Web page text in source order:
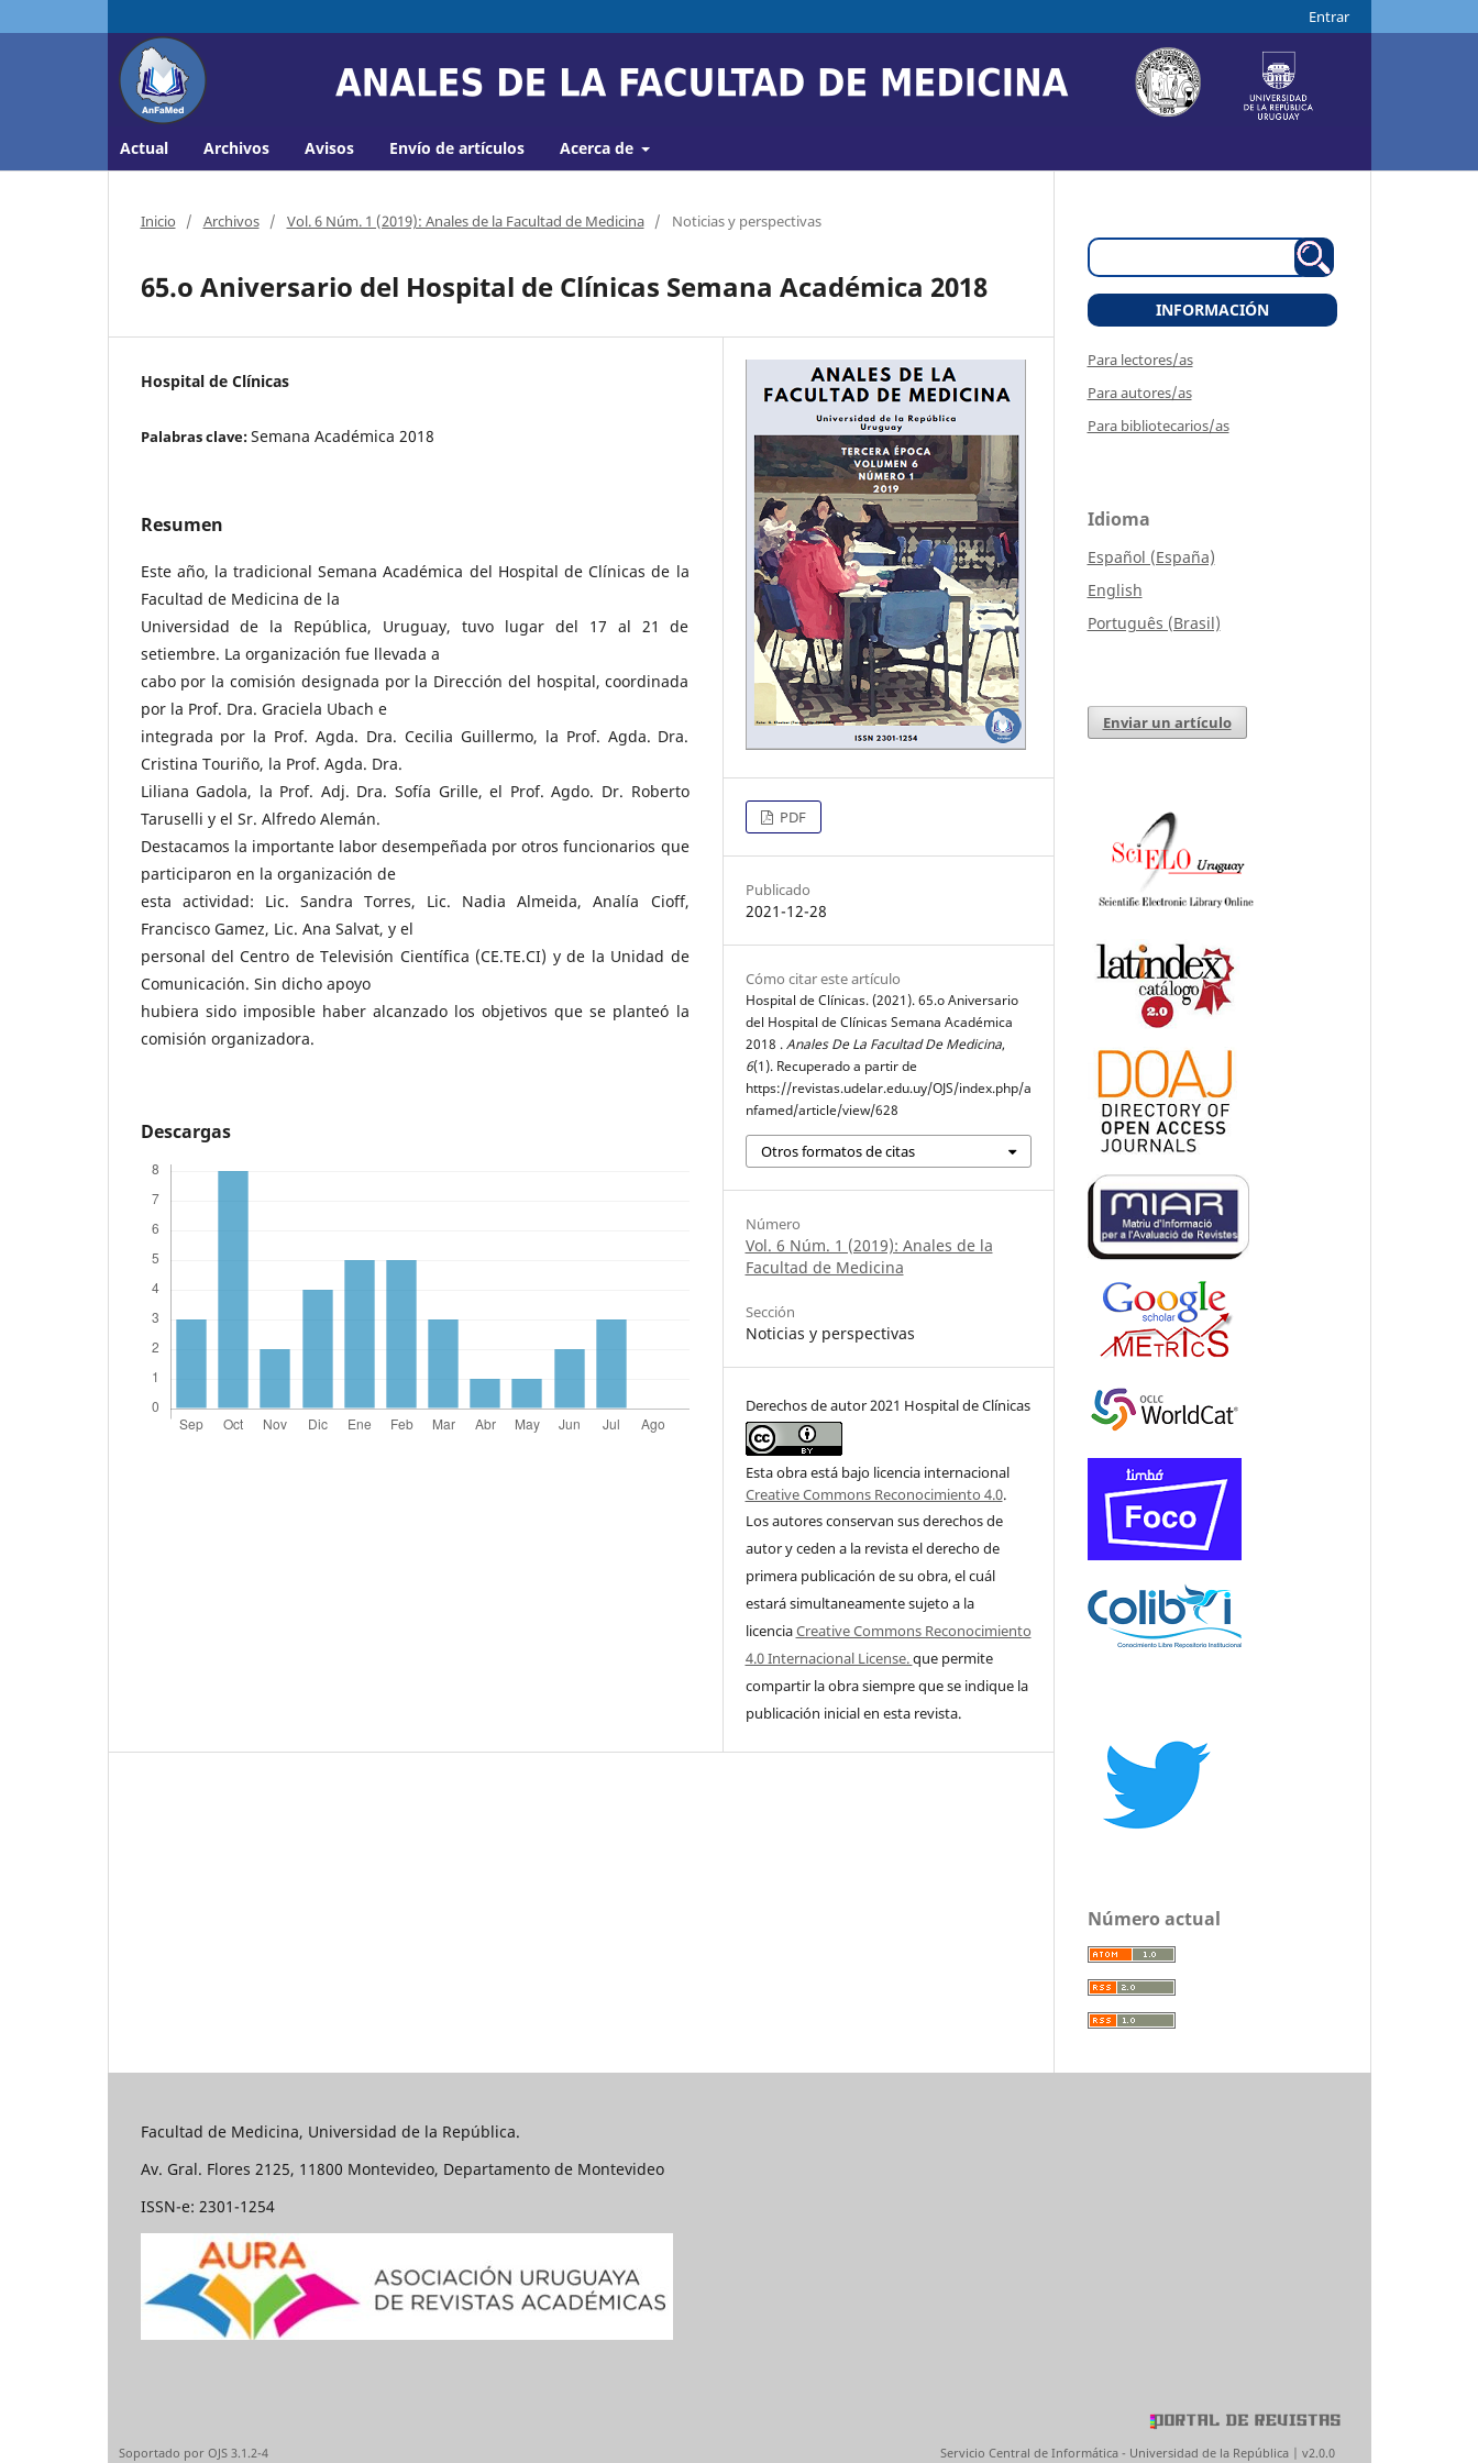
Actual Archivos Avisos Envío de artículos Acerca de
Entrar
Inicio / Archivos / Vol. 6 Núm. 1 (2019): Anales de la Facultad de Medicina / Noticias y perspectivas
65.o Aniversario del Hospital de Clínicas Semana Académica 2018
Hospital de Clínicas
Palabras clave:Semana Académica 2018
Resumen
Este año, la tradicional Semana Académica del Hospital de Clínicas de la
Facultad de Medicina de la
Universidad de la República, Uruguay, tuvo lugar del 17 al 21 de
setiembre. La organización fue llevada a
cabo por la comisión designada por la Dirección del hospital, coordinada
por la Prof. Dra. Graciela Ubach e
integrada por la Prof. Agda. Dra. Cecilia Guillermo, la Prof. Agda. Dra.
Cristina Touriño, la Prof. Agda. Dra.
Liliana Gadola, la Prof. Adj. Dra. Sofía Grille, el Prof. Agdo. Dr. Roberto
Taruselli y el Sr. Alfredo Alemán.
Destacamos la importante labor desempeñada por otros funcionarios que
participaron en la organización de
esta actividad: Lic. Sandra Torres, Lic. Nadia Almeida, Analía Cioff,
Francisco Gamez, Lic. Ana Salvat, y el
personal del Centro de Televisión Científica (CE.TE.CI) y de la Unidad de
Comunicación. Sin dicho apoyo
hubiera sido imposible haber alcanzado los objetivos que se planteó la
comisión organizadora.
Descargas
PDF
Publicado
2021-12-28
Cómo citar este artículo
Hospital de Clínicas. (2021). 65.o Aniversario
del Hospital de Clínicas Semana Académica
2018 .Anales De La Facultad De Medicina,
6(1). Recuperado a partir de
https://revistas.udelar.edu.uy/OJS/index.php/a
nfamed/article/view/628
Otros formatos de citas
Número
Vol. 6 Núm. 1 (2019): Anales de la
Facultad de Medicina
Sección
Noticias y perspectivas
Derechos de autor 2021 Hospital de Clínicas
Esta obra está bajo licencia internacional
Creative Commons Reconocimiento 4.0.
Los autores conservan sus derechos de
autor y ceden a la revista el derecho de
primera publicación de su obra, el cuál
estará simultaneamente sujeto a la
licenciaCreative Commons Reconocimiento
4.0 Internacional License.que permite
compartir la obra siempre que se indique la
publicación inicial en esta revista.
INFORMACIÓN
Para lectores/as
Para autores/as
Para bibliotecarios/as
Idioma
Español (España)
English
Português (Brasil)
Enviar un artículo
Número actual
Facultad de Medicina, Universidad de la República.
Av. Gral. Flores 2125, 11800 Montevideo, Departamento de Montevideo
ISSN-e: 2301-1254
Soportado por OJS 3.1.2-4 Servicio Central de Informática - Universidad de la República | v2.0.0